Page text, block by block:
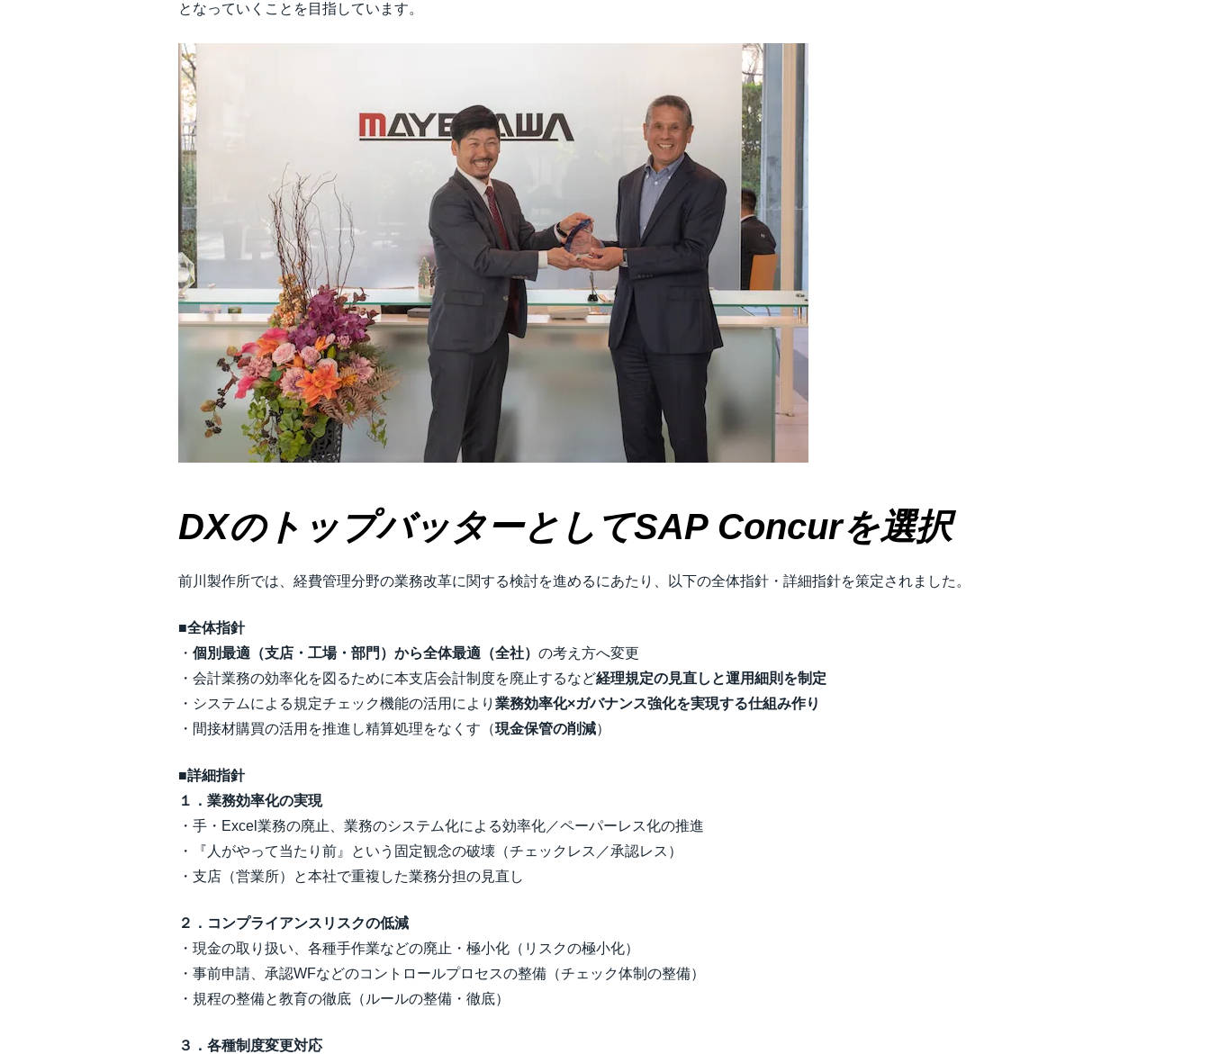
となっていくことを目指しています。
DXのトップバッターとしてSAP Concurを選択
前川製作所では、経費管理分野の業務改革に関する検討を進めるにあたり、以下の全体指針・詳細指針を策定されました。
■全体指針​
・個別最適（支店・工場・部門）から全体最適（全社）の考え方へ変更​
・会計業務の効率化を図るために本支店会計制度を廃止するなど経理規定の見直しと運用細則を制定
・システムによる規定チェック機能の活用により業務効率化×ガバナンス強化を実現する仕組み作り​
・間接材購買の活用を推進し精算処理をなくす（現金保管の削減）​
■詳細指針​
１．業務効率化の実現​
・手・Excel業務の廃止、業務のシステム化による効率化／ペーパーレス化の推進​
・『人がやって当たり前』という固定観念の破壊（チェックレス／承認レス）​
・支店（営業所）と本社で重複した業務分担の見直し​
２．コンプライアンスリスクの低減​
・現金の取り扱い、各種手作業などの廃止・極小化（リスクの極小化）​
・事前申請、承認WFなどのコントロールプロセスの整備（チェック体制の整備）​
・規程の整備と教育の徹底（ルールの整備・徹底）​
３．各種制度変更対応​